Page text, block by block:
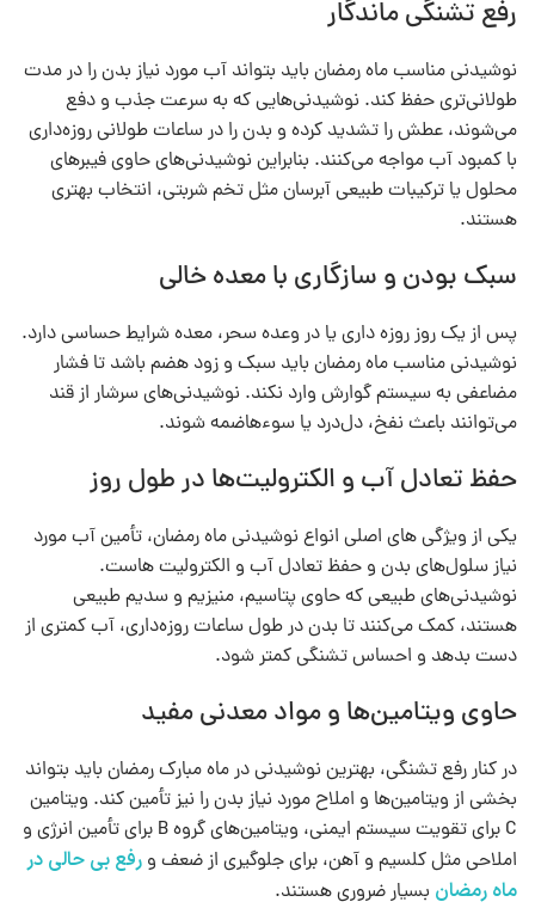
رفع تشنگی ماندگار
نوشیدنی مناسب ماه رمضان باید بتواند آب مورد نیاز بدن را در مدت
طولانی‌تری حفظ کند. نوشیدنی‌هایی که به‌ سرعت جذب و دفع
می‌شوند، عطش را تشدید کرده و بدن را در ساعات طولانی روزه‌داری
با کمبود آب مواجه می‌کنند. بنابراین نوشیدنی‌های حاوی فیبرهای
محلول یا ترکیبات طبیعی آبرسان مثل تخم شربتی، انتخاب بهتری
هستند.
سبک بودن و سازگاری با معده خالی
پس از یک روز روزه‌ داری یا در وعده سحر، معده شرایط حساسی دارد.
نوشیدنی مناسب ماه رمضان باید سبک و زود هضم باشد تا فشار
مضاعفی به سیستم گوارش وارد نکند. نوشیدنی‌های سرشار از قند
می‌توانند باعث نفخ، دل‌درد یا سوءهاضمه شوند.
حفظ تعادل آب و الکترولیت‌ها در طول روز
یکی از ویژگی های اصلی انواع نوشیدنی ماه رمضان، تأمین آب مورد
نیاز سلول‌های بدن و حفظ تعادل آب و الکترولیت‌ هاست.
نوشیدنی‌های طبیعی که حاوی پتاسیم، منیزیم و سدیم طبیعی
هستند، کمک می‌کنند تا بدن در طول ساعات روزه‌داری، آب کمتری از
دست بدهد و احساس تشنگی کمتر شود.
حاوی ویتامین‌ها و مواد معدنی مفید
در کنار رفع تشنگی، بهترین نوشیدنی در ماه مبارک رمضان باید بتواند
بخشی از ویتامین‌ها و املاح مورد نیاز بدن را نیز تأمین کند. ویتامین
C برای تقویت سیستم ایمنی، ویتامین‌های گروه B برای تأمین انرژی و
املاحی مثل کلسیم و آهن، برای جلوگیری از ضعف و رفع بی حالی در
ماه رمضان بسیار ضروری هستند.